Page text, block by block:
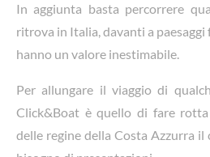
In aggiunta basta percorrere
ritrova in Italia, davanti a paesaggi
hanno un valore inestimabile.
Per allungare il viaggio di
Click&Boat è quello di fare
delle regine della Costa Azzurra